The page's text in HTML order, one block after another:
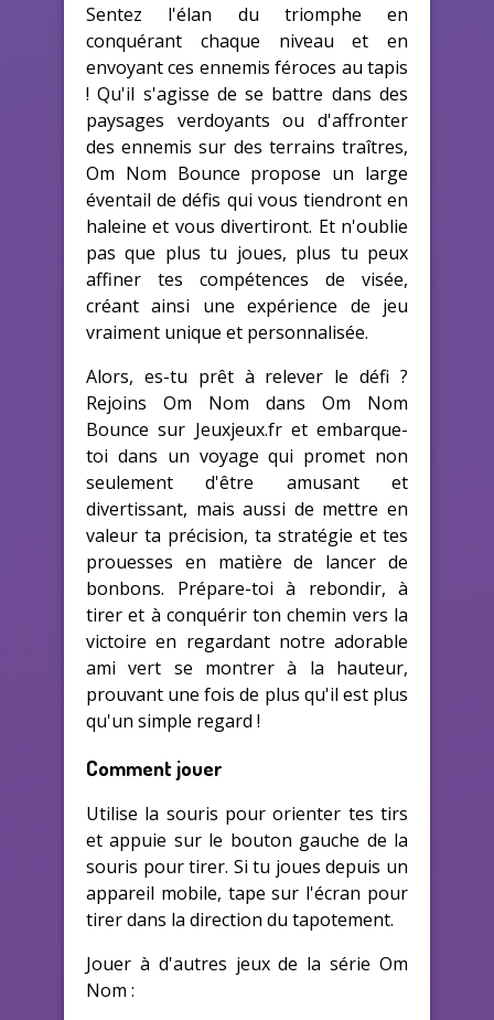
Sentez l'élan du triomphe en
conquérant chaque niveau et en
envoyant ces ennemis féroces au tapis
! Qu'il s'agisse de se battre dans des
paysages verdoyants ou d'affronter
des ennemis sur des terrains traîtres,
Om Nom Bounce propose un large
éventail de défis qui vous tiendront en
haleine et vous divertiront. Et n'oublie
pas que plus tu joues, plus tu peux
affiner tes compétences de visée,
créant ainsi une expérience de jeu
vraiment unique et personnalisée.
Alors, es-tu prêt à relever le défi ?
Rejoins Om Nom dans Om Nom
Bounce sur Jeuxjeux.fr et embarque-
toi dans un voyage qui promet non
seulement d'être amusant et
divertissant, mais aussi de mettre en
valeur ta précision, ta stratégie et tes
prouesses en matière de lancer de
bonbons. Prépare-toi à rebondir, à
tirer et à conquérir ton chemin vers la
victoire en regardant notre adorable
ami vert se montrer à la hauteur,
prouvant une fois de plus qu'il est plus
qu'un simple regard !
Comment jouer
Utilise la souris pour orienter tes tirs
et appuie sur le bouton gauche de la
souris pour tirer. Si tu joues depuis un
appareil mobile, tape sur l'écran pour
tirer dans la direction du tapotement.
Jouer à d'autres jeux de la série Om
Nom :